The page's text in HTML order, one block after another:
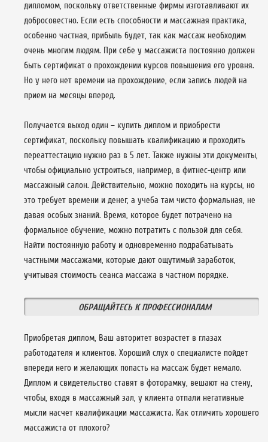
дипломом, поскольку ответственные фирмы изготавливают их
добросовестно. Если есть способности и массажная практика,
особенно частная, прибыль будет, так как массаж необходим
очень многим людям. При себе у массажиста постоянно должен
быть сертификат о прохождении курсов повышения его уровня.
Но у него нет времени на прохождение, если запись людей на
прием на месяцы вперед.
Получается выход один – купить диплом и приобрести
сертификат, поскольку повышать квалификацию и проходить
переаттестацию нужно раз в 5 лет. Также нужны эти документы,
чтобы официально устроиться, например, в фитнес-центр или
массажный салон. Действительно, можно походить на курсы, но
это требует времени и денег, а учеба там чисто формальная, не
давая особых знаний. Время, которое будет потрачено на
формальное обучение, можно потратить с пользой для себя.
Найти постоянную работу и одновременно подрабатывать
частными массажами, которые дают ощутимый заработок,
учитывая стоимость сеанса массажа в частном порядке.
ОБРАЩАЙТЕСЬ К ПРОФЕССИОНАЛАМ
Приобретая диплом, Ваш авторитет возрастет в глазах
работодателя и клиентов. Хороший слух о специалисте пойдет
впереди него и желающих попасть на массаж будет немало.
Диплом и свидетельство ставят в фоторамку, вешают на стену,
чтобы, входя в массажный зал, у клиента отпали негативные
мысли насчет квалификации массажиста. Как отличить хорошего
массажиста от плохого?